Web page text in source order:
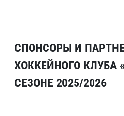
СПОНСОРЫ И
ХОККЕЙНОГО КЛУБА
СЕЗОНЕ 2025/2026